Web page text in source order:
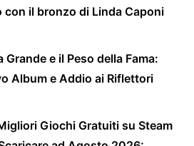
con il bronzo di Linda Caponi
Grande e il Peso della Fama:
Album e Addio ai Riflettori
Giochi Gratuiti su Steam